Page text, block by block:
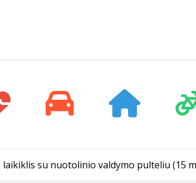
laikiklis su nuotolinio valdymo pulteliu (15